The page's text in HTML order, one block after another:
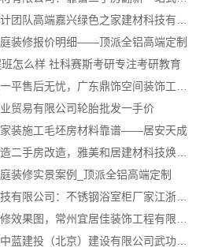
装修报价明细——顶派全铝高端定制
怎么样 社科赛斯考研专注考研教育
贸易有限公司轮胎批发一手价
装施工毛坯房材料靠谱——居安天成
匠心施工家装改造二手房改造，雅美和居建材科技焕新您的家
装修实景案例_顶派全铝高端定制
江苏东钢金属科技有限公司：不锈钢浴室柜厂家江浙沪招商加盟